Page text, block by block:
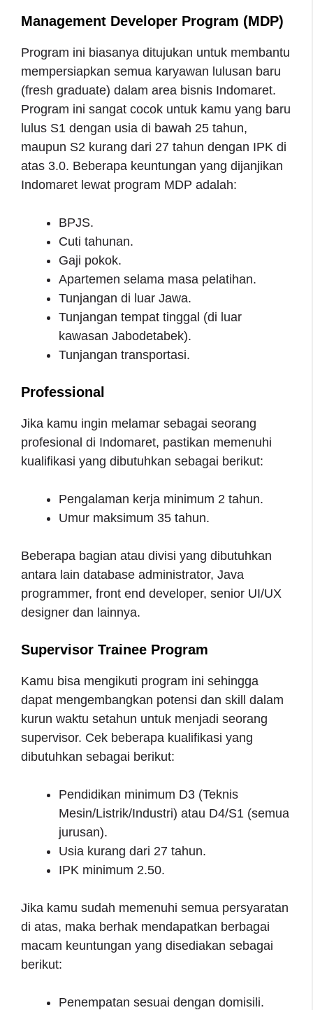
Management Developer Program (MDP)
Program ini biasanya ditujukan untuk membantu
mempersiapkan semua karyawan lulusan baru
(fresh graduate) dalam area bisnis Indomaret.
Program ini sangat cocok untuk kamu yang baru
lulus S1 dengan usia di bawah 25 tahun,
maupun S2 kurang dari 27 tahun dengan IPK di
atas 3.0. Beberapa keuntungan yang dijanjikan
Indomaret lewat program MDP adalah:
BPJS.
Cuti tahunan.
Gaji pokok.
Apartemen selama masa pelatihan.
Tunjangan di luar Jawa.
Tunjangan tempat tinggal (di luar
kawasan Jabodetabek).
Tunjangan transportasi.
Professional
Jika kamu ingin melamar sebagai seorang
profesional di Indomaret, pastikan memenuhi
kualifikasi yang dibutuhkan sebagai berikut:
Pengalaman kerja minimum 2 tahun.
Umur maksimum 35 tahun.
Beberapa bagian atau divisi yang dibutuhkan
antara lain database administrator, Java
programmer, front end developer, senior UI/UX
designer dan lainnya.
Supervisor Trainee Program
Kamu bisa mengikuti program ini sehingga
dapat mengembangkan potensi dan skill dalam
kurun waktu setahun untuk menjadi seorang
supervisor. Cek beberapa kualifikasi yang
dibutuhkan sebagai berikut:
Pendidikan minimum D3 (Teknis
Mesin/Listrik/Industri) atau D4/S1 (semua
jurusan).
Usia kurang dari 27 tahun.
IPK minimum 2.50.
Jika kamu sudah memenuhi semua persyaratan
di atas, maka berhak mendapatkan berbagai
macam keuntungan yang disediakan sebagai
berikut:
Penempatan sesuai dengan domisili.